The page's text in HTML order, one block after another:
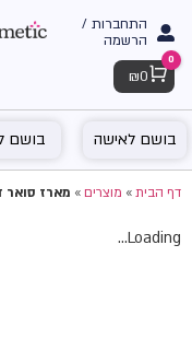
התחברות /
הרשמה
Cart
0
₪ 0
בושם לאישה בושם
דף הבית»מוצרים»מארז סואר
Loading...